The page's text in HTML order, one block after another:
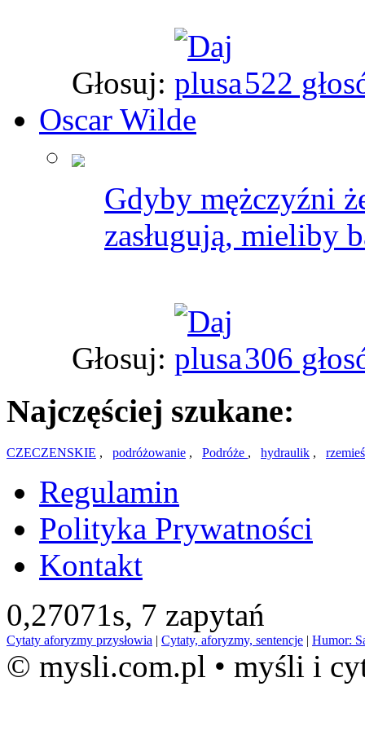
Głosuj:
522
Oscar Wilde
Gdyby mężczyźni
zasługują, mieliby
Głosuj: 306
Najczęściej szukane:
CZECZENSKIE , podróżowanie , Podróże , hydraulik ,
Regulamin
Polityka Prywatności
Kontakt
0,27071s, 7 zapytań
Cytaty aforyzmy przysłowia | Cytaty, aforyzmy, sentencje | Humor:
© mysli.com.pl • myśli i